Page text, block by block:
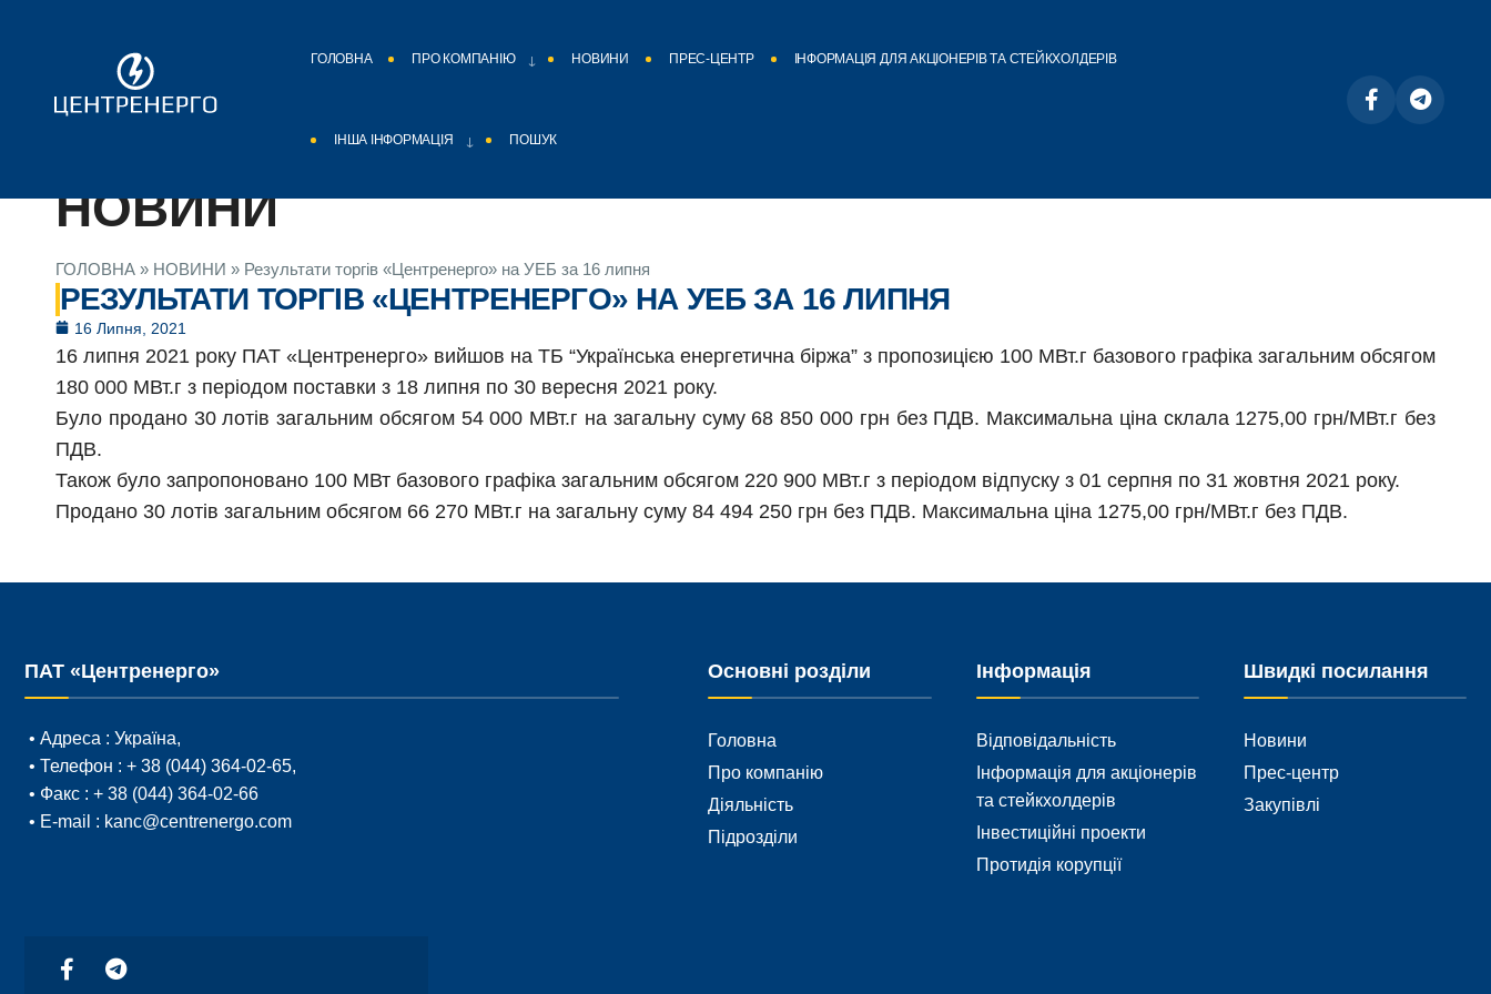
ГОЛОВНА ПРО КОМПАНІЮ НОВИНИ ПРЕС-ЦЕНТР ІНФОРМАЦІЯ ДЛЯ АКЦІОНЕРІВ ТА СТЕЙКХОЛДЕРІВ
ІНША ІНФОРМАЦІЯ ПОШУК
НОВИНИ
ГОЛОВНА » НОВИНИ » Результати торгів «Центренерго» на УЕБ за 16 липня
РЕЗУЛЬТАТИ ТОРГІВ «ЦЕНТРЕНЕРГО» НА УЕБ ЗА 16 ЛИПНЯ
16 Липня, 2021
16 липня 2021 року ПАТ «Центренерго» вийшов на ТБ “Українська енергетична біржа” з пропозицією 100 МВт.г базового графіка загальним обсягом
180 000 МВт.г з періодом поставки з 18 липня по 30 вересня 2021 року.
Було продано 30 лотів загальним обсягом 54 000 МВт.г на загальну суму 68 850 000 грн без ПДВ. Максимальна ціна склала 1275,00 грн/МВт.г без
ПДВ.
Також було запропоновано 100 МВт базового графіка загальним обсягом 220 900 МВт.г з періодом відпуску з 01 серпня по 31 жовтня 2021 року.
Продано 30 лотів загальним обсягом 66 270 МВт.г на загальну суму 84 494 250 грн без ПДВ. Максимальна ціна 1275,00 грн/МВт.г без ПДВ.
ПАТ «Центренерго»
• Адреса : Україна,
• Телефон : + 38 (044) 364-02-65,
• Факс : + 38 (044) 364-02-66
• E-mail : kanc@centrenergo.com
Основні розділи
Головна
Про компанію
Діяльність
Підрозділи
Інформація
Відповідальність
Інформація для акціонерів
та стейкхолдерів
Інвестиційні проекти
Протидія корупції
Швидкі посилання
Новини
Прес-центр
Закупівлі